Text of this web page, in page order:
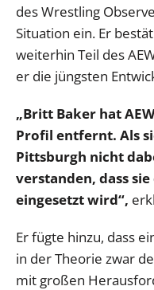
des Wrestling
Situation ein. Er
weiterhin Teil des
er die jüngsten
„Britt Baker hat
Profil entfernt. Als
Pittsburgh nicht
verstanden, dass
eingesetzt wird“,
Er fügte hinzu, dass
in der Theorie zwar
mit großen